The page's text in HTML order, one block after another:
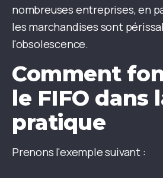
nombreuses entreprises, en
les marchandises sont
l'obsolescence.
Comment
le FIFO dans
pratique
Prenons l'exemple suivant :